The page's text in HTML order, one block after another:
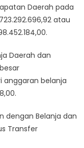
Daerah pada
atau
Daerah dan
anggaran belanja
dengan Belanja dan
Transfer